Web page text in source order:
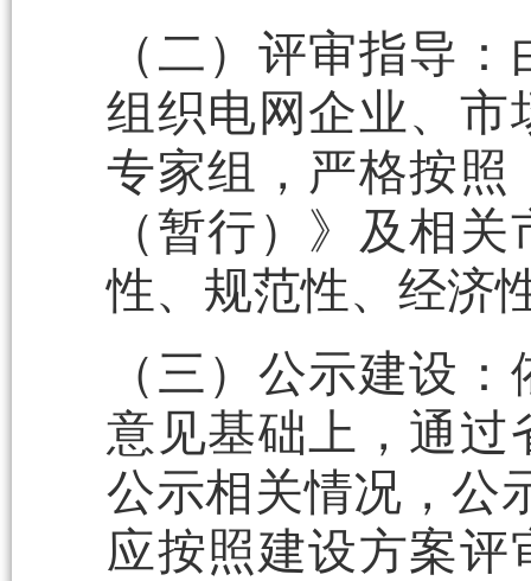
（二）评审指导
组织电网企业、市
专家组，严格按照
（暂行）》及相
性、规范性、经济
（三）公示建设
意见基础上，通过
公示相关情况，公
应按照建设方案